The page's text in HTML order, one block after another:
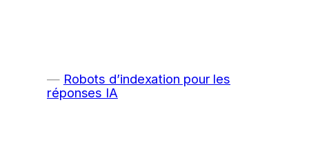
Robots d’indexation pour les
réponses IA